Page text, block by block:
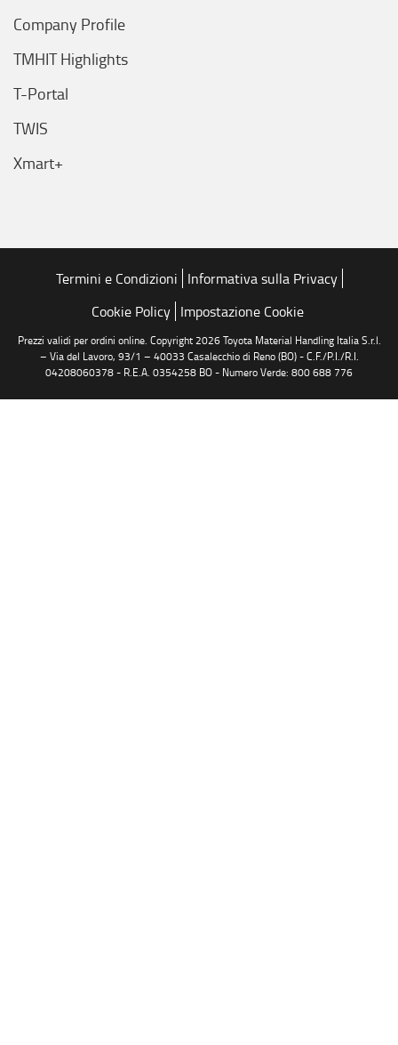
Company Profile
TMHIT Highlights
T-Portal
TWIS
Xmart+
Termini e Condizioni Informativa sulla Privacy
Cookie Policy Impostazione Cookie
Prezzi validi per ordini online. Copyright 2026 Toyota Material Handling Italia S.r.l.
– Via del Lavoro, 93/1 – 40033 Casalecchio di Reno (BO) - C.F./P.I./R.I.
04208060378 - R.E.A. 0354258 BO - Numero Verde: 800 688 776